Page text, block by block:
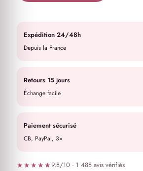
★★★★★9,8/10 · 1 488 avis vérifiés
Expédition 24/48h
Depuis la France
Retours 15 jours
Échange facile
Paiement sécurisé
CB, PayPal, 3×